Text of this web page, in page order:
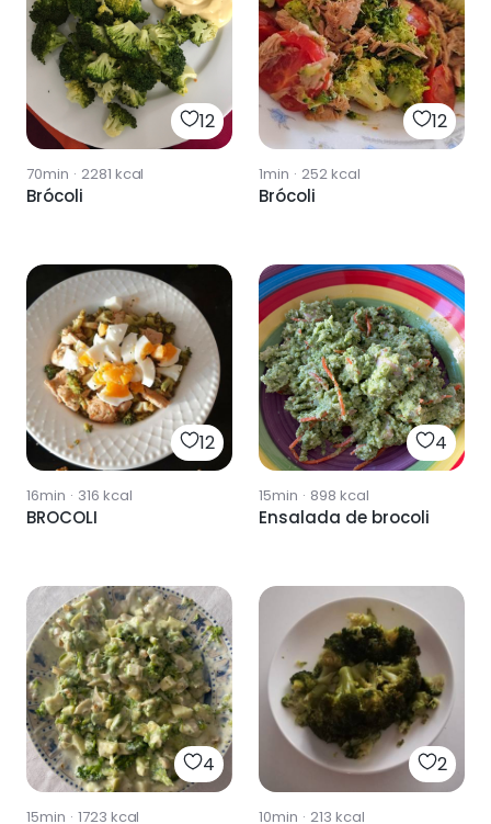
12
70min · 2281 kcal
Brócoli
12
1min · 252kcal
Brócoli
12
16min · 316 kcal
BROCOLI
4
15min · 898 kcal
Ensalada de brocoli
4
15min · 1723 kcal
2
10min · 213 kcal